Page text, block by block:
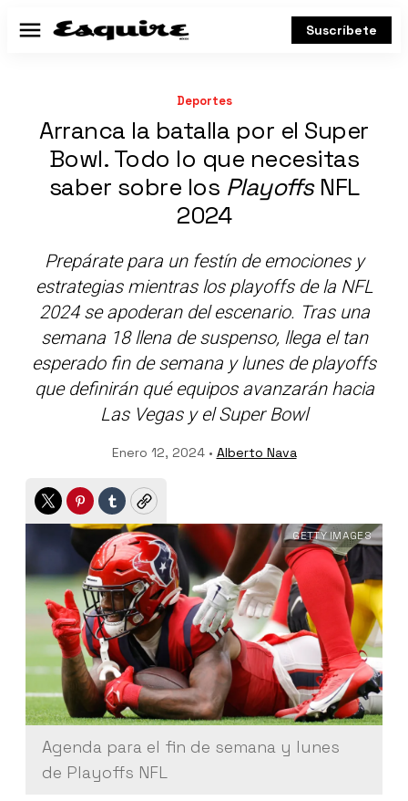
Menú Suscríbete
Deportes
Arranca la batalla por el Super
Bowl. Todo lo que necesitas
saber sobre los PlayoffsNFL
2024
Prepárate para un festín de emociones y
estrategias mientras los playoffs de la NFL
2024 se apoderan del escenario. Tras una
semana 18 llena de suspenso, llega el tan
esperado fin de semana y lunes de playoffs
que definirán qué equipos avanzarán hacia
Las Vegas y el Super Bowl
Enero 12, 2024 • Alberto Nava
TwitterPinterest
TumblrCopy
Agenda para el fin de semana y lunes
de Playoffs NFL
GETTY IMAGES